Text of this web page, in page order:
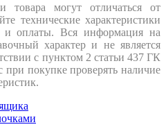
товара могут отличаться от
технические характеристики
и оплаты. Вся информация на
характер и не является
с пунктом 2 статьи 437 ГК
покупке проверять наличие